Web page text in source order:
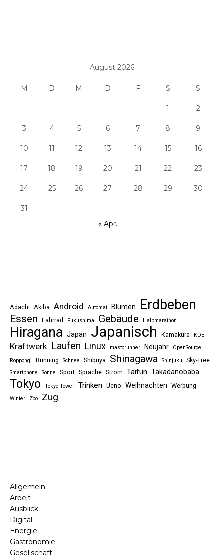
August 2026
M D M D F S S
1 2
3 4 5 6 7 8 9
10 11 12 13 14 15 16
17 18 19 20 21 22 23
24 25 26 27 28 29 30
31
« Apr.
Adachi Akiba Android Automat Blumen Erdbeben
Essen Fahrrad Fukushima Gebäude Halbmarathon
Hiragana Japan Japanisch Kamakura KDE
Kraftwerk Laufen Linux mastorunner Neujahr
OpenSource
Roppongi
Running Schnee Shibuya Shinagawa Shinjuku Sky-Tree
Smartphone Sonne Sport Sprache Strom Taifun Takadanobaba
Tokyo Tokyo-Tower Trinken Ueno Weihnachten Werbung
Winter Zoo Zug
Allgemein
Arbeit
Ausblick
Digital
Energie
Gastronomie
Gesellschaft